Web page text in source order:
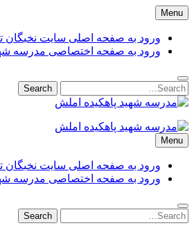
Skip
to
content
Menu
ورود به صفحه اصلی سایت نخبگان
ورود به صفحه اختصاصی مدرسه
Search
for:
Search
مدرسه شهید پاهکیده املش
پسرانه + دخترانه + پیش دبستانی +
پشت + بانک کشاورزی + شماره + تلفن +
دریافت + کارنامه + کد ملی + پایه +
مدارس + دانش آموزان + لیست + سایت +
madrese-shahid-pahkideh-amlash
Menu
ورود به صفحه اصلی سایت نخبگان
ورود به صفحه اختصاصی مدرسه
Search
for:
Search